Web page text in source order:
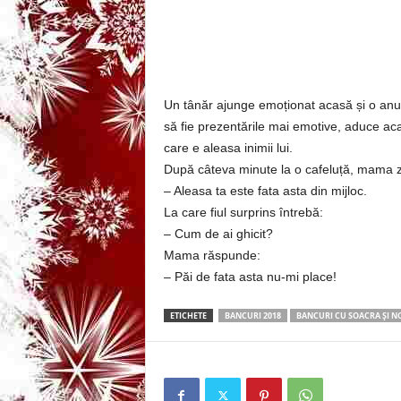
a
n
c
u
Un tânăr ajunge emoționat acasă și o
să fie prezentările mai emotive, aduce
care e aleasa inimii lui.
După câteva minute la o cafeluță, mama
– Aleasa ta este fata asta din mijloc.
La care fiul surprins întrebă:
– Cum de ai ghicit?
Mama răspunde:
– Păi de fata asta nu-mi place!
ETICHETE BANCURI 2018 BANCURI CU SOACRA ȘI